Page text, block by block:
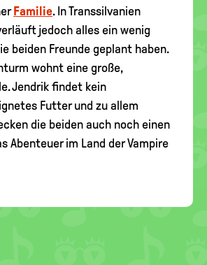
Familie. In Transsilvanien
jedoch alles ein wenig
beiden Freunde geplant haben.
wohnt eine große,
Jendrik findet kein
Futter und zu allem
die beiden auch noch einen
Abenteuer im Land der Vampire